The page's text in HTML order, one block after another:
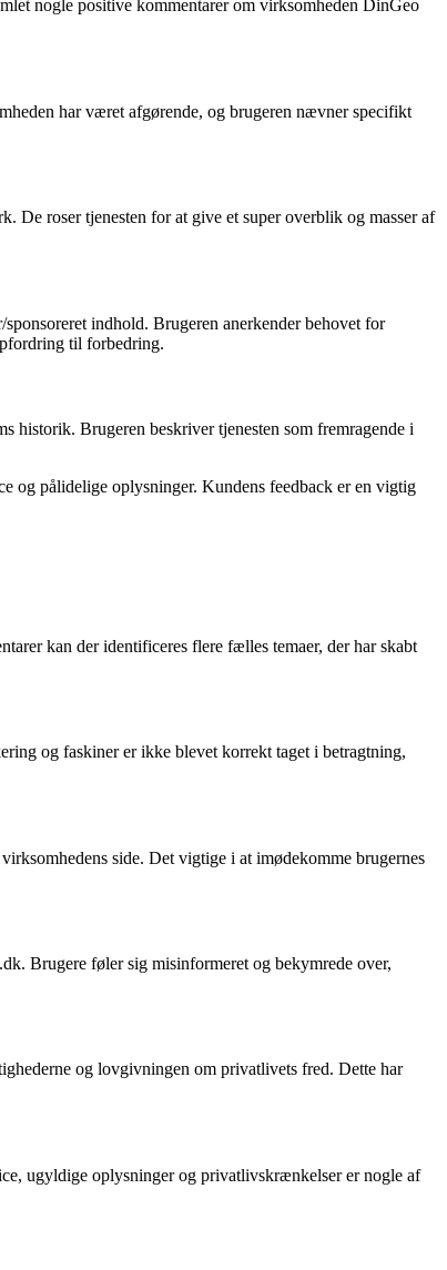
nogle positive kommentarer om virksomheden DinGeo
har været afgørende, og brugeren nævner specifikt
De roser tjenesten for at give et super overblik og masser af
indhold. Brugeren anerkender behovet for
til forbedring.
historik. Brugeren beskriver tjenesten som fremragende i
og pålidelige oplysninger. Kundens feedback er en vigtig
kan der identificeres flere fælles temaer, der har skabt
og faskiner er ikke blevet korrekt taget i betragtning,
side. Det vigtige i at imødekomme brugernes
Brugere føler sig misinformeret og bekymrede over,
og lovgivningen om privatlivets fred. Dette har
ugyldige oplysninger og privatlivskrænkelser er nogle af